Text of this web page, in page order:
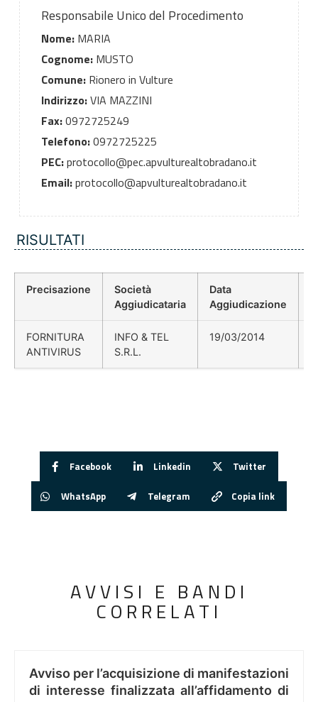
Responsabile Unico del Procedimento
Nome:MARIA
Cognome:MUSTO
Comune:Rionero in Vulture
Indirizzo:VIA MAZZINI
Fax:0972725249
Telefono:0972725225
PEC:protocollo@pec.apvulturealtobradano.it
Email:protocollo@apvulturealtobradano.it
RISULTATI
Precisazione
Società
Aggiudicataria
Data
Aggiudicazione
FORNITURA
ANTIVIRUS
INFO & TEL
S.R.L.
19/03/2014
Facebook Linkedin Twitter
WhatsApp Telegram Copia link
AVVISI E BANDI
CORRELATI
Avviso per l’acquisizione di manifestazioni
di interesse finalizzata all’affidamento di